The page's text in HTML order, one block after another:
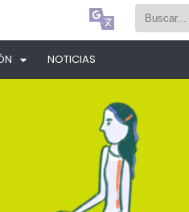
Select Language
NOTICIAS